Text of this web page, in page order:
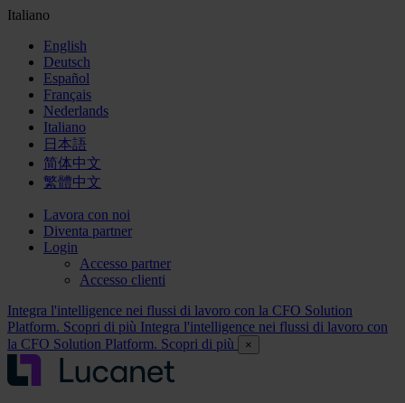
Italiano
English
Deutsch
Español
Français
Nederlands
Italiano
日本語
简体中文
繁體中文
Lavora con noi
Diventa partner
Login
Accesso partner
Accesso clienti
Integra l'intelligence nei flussi di lavoro con la CFO Solution
Platform. Scopri di più Integra l'intelligence nei flussi di lavoro con
la CFO Solution Platform. Scopri di più
×